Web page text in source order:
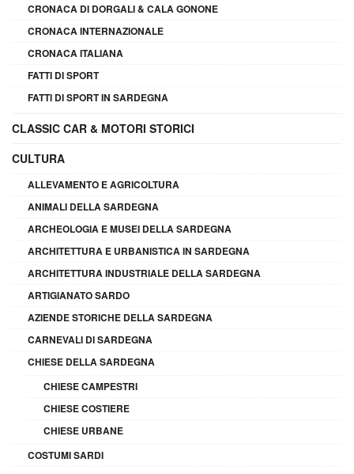
CRONACA DI DORGALI & CALA GONONE
CRONACA INTERNAZIONALE
CRONACA ITALIANA
FATTI DI SPORT
FATTI DI SPORT IN SARDEGNA
CLASSIC CAR & MOTORI STORICI
CULTURA
ALLEVAMENTO E AGRICOLTURA
ANIMALI DELLA SARDEGNA
ARCHEOLOGIA E MUSEI DELLA SARDEGNA
ARCHITETTURA E URBANISTICA IN SARDEGNA
ARCHITETTURA INDUSTRIALE DELLA SARDEGNA
ARTIGIANATO SARDO
AZIENDE STORICHE DELLA SARDEGNA
CARNEVALI DI SARDEGNA
CHIESE DELLA SARDEGNA
CHIESE CAMPESTRI
CHIESE COSTIERE
CHIESE URBANE
COSTUMI SARDI